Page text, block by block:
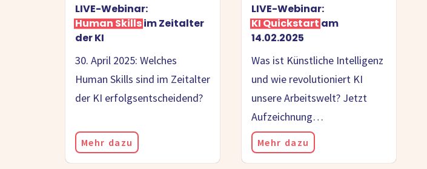
LIVE-Webinar:
Human Skillsim Zeitalter
der KI
30. April 2025: Welches
Human Skills sind im Zeitalter
der KI erfolgsentscheidend?
Mehr dazu
LIVE-Webinar:
KI Quickstartam
14.02.2025
Was ist Künstliche Intelligenz
und wie revolutioniert KI
unsere Arbeitswelt? Jetzt
Aufzeichnung…
Mehr dazu